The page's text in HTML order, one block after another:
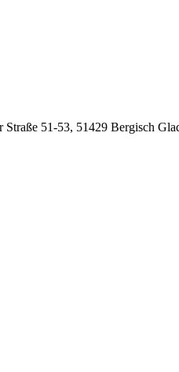
51-53, 51429 Bergisch